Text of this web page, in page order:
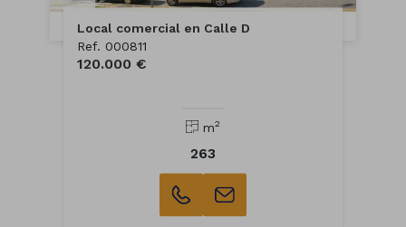
Local comercial en Calle D
Ref. 000811
120.000 €
m2
263